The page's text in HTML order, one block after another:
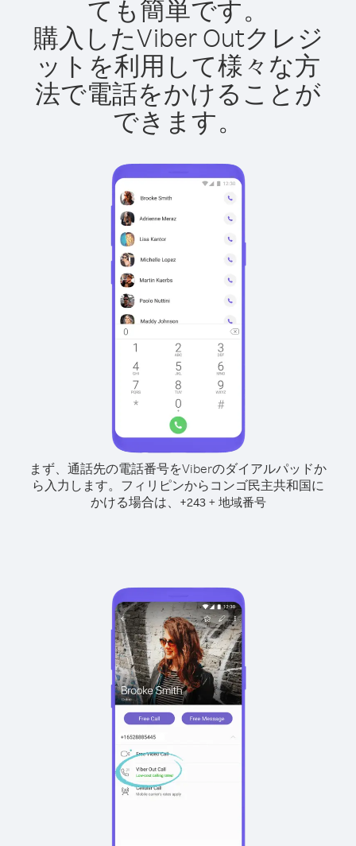
ても簡単です。
購入したViber Outクレジ
ットを利用して様々な方
法で電話をかけることが
できます。
まず、通話先の電話番号をViberのダイアルパッドか
ら入力します。 フィリピンからコンゴ民主共和国に
かける場合は、
+243+ 地域番号